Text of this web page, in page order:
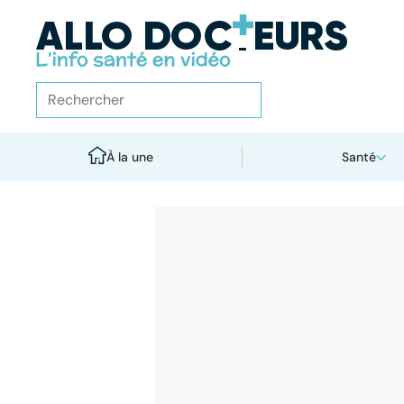
À la une Santé